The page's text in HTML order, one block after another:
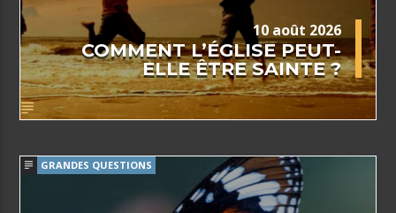
10 août 2026
COMMENT L’ÉGLISE PEUT-
ELLE ÊTRE SAINTE ?
GRANDES QUESTIONS